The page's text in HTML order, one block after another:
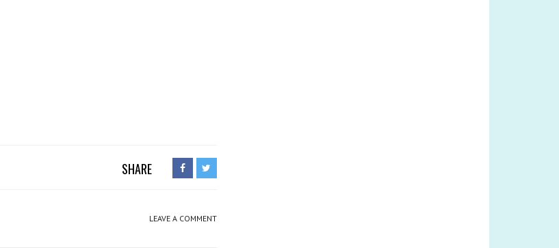
SHARE
LEAVE A COMMENT